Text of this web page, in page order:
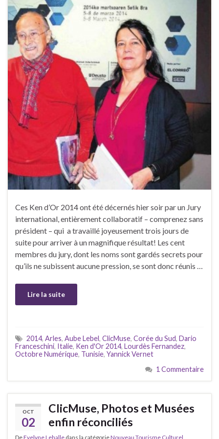
Ces Ken d’Or 2014 ont été décernés hier soir par un Jury
international, entièrement collaboratif – comprenez sans
président – qui a travaillé joyeusement trois jours de
suite pour arriver à un magnifique résultat! Les cent
membres du jury, dont les noms sont gardés secrets pour
qu’ils ne subissent aucune pression, se sont donc réunis …
Lire la suite
2014, Arles, Aube Lebel, ClicMuse, Corée du Sud, Dario
Franceschini, Italie, Ken d'Or 2014, Lourdès Fernandez,
Octobre Numérique, Tunisie, Yannick Vernet
1 Commentaire
OCT
02
ClicMuse, Photos et Musées
enfin réconciliés
DeEvelyne Lehalle dans la catégorieNouveau Tourisme Culturel,